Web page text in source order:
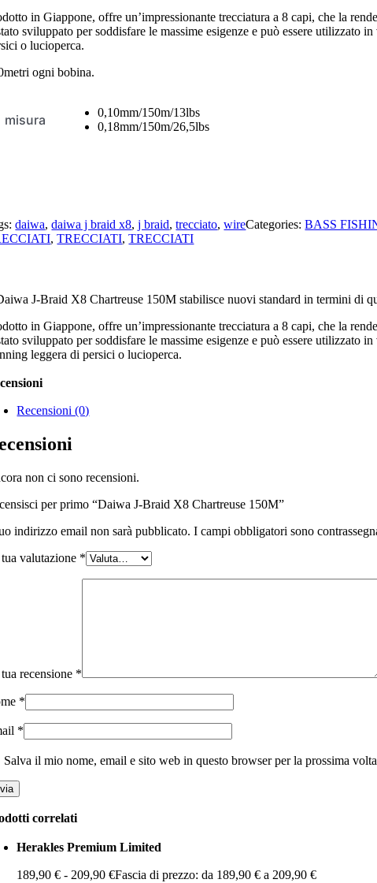
in Giappone, offre un’impressionante trecciatura a 8 capi, che la
sviluppato per soddisfare le massime esigenze e può essere utilizzato
o lucioperca.
ogni bobina.
misura
0,10mm/150m/13lbs
0,18mm/150m/26,5lbs
daiwa,daiwa j braid x8,j braid,trecciato,wireCategories:BASS
,TRECCIATI,TRECCIATI
J-Braid X8 Chartreuse 150M stabilisce nuovi standard in termini di
in Giappone, offre un’impressionante trecciatura a 8 capi, che la
sviluppato per soddisfare le massime esigenze e può essere utilizzato
leggera di persici o lucioperca.
Recensioni (0)
non ci sono recensioni.
per primo “Daiwa J-Braid X8 Chartreuse 150M”
indirizzo email non sarà pubblicato. I campi obbligatori sono
valutazione *
recensione *
*
*
Salva il mio nome, email e sito web in questo browser per la prossima
correlati
Herakles Premium Limited
189,90€ - 209,90€Fascia di prezzo: da 189,90 € a 209,90 €